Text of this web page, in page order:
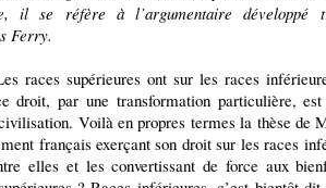
il se réfère à l’argumentaire développé
Ferry.
races supérieures ont sur les races
droit, par une transformation particulière,
Voilà en propres termes la thèse de
français exerçant son droit sur les races
elles et les convertissant de force aux